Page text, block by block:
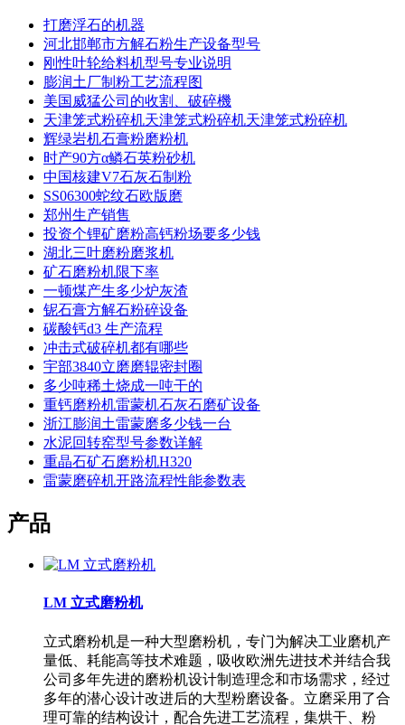
打磨浮石的机器
河北邯郸市方解石粉生产设备型号
刚性叶轮给料机型号专业说明
膨润土厂制粉工艺流程图
美国威猛公司的收割、破碎機
天津笼式粉碎机天津笼式粉碎机天津笼式粉碎机
辉绿岩机石膏粉磨粉机
时产90方α鳞石英粉砂机
中国核建V7石灰石制粉
SS06300蛇纹石欧版磨
郑州生产销售
投资个锂矿磨粉高钙粉场要多少钱
湖北三叶磨粉磨浆机
矿石磨粉机限下率
一顿煤产生多少炉灰渣
铌石膏方解石粉碎设备
碳酸钙d3 生产流程
冲击式破碎机都有哪些
宇部3840立磨磨辊密封圈
多少吨稀土烧成一吨干的
重钙磨粉机雷蒙机石灰石磨矿设备
浙江膨润土雷蒙磨多少钱一台
水泥回转窑型号参数详解
重晶石矿石磨粉机H320
雷蒙磨碎机开路流程性能参数表
产品
LM 立式磨粉机
立式磨粉机是一种大型磨粉机，专门为解决工业磨机产
量低、耗能高等技术难题，吸收欧洲先进技术并结合我
公司多年先进的磨粉机设计制造理念和市场需求，经过
多年的潜心设计改进后的大型粉磨设备。立磨采用了合
理可靠的结构设计，配合先进工艺流程，集烘干、粉